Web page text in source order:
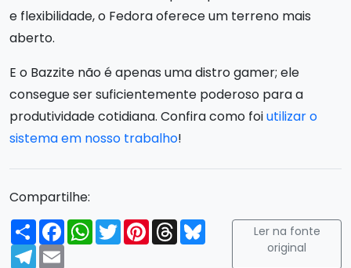
e flexibilidade, o Fedora oferece um terreno mais
aberto.
E o Bazzite não é apenas uma distro gamer; ele
consegue ser suficientemente poderoso para a
produtividade cotidiana. Confira como foiutilizar o
sistema em nosso trabalho!
Compartilhe:
Compartilhar
FacebookWhatsApp
TwitterPinterest
ThreadsBluesky
Telegram
Email
Ler na fonte
original